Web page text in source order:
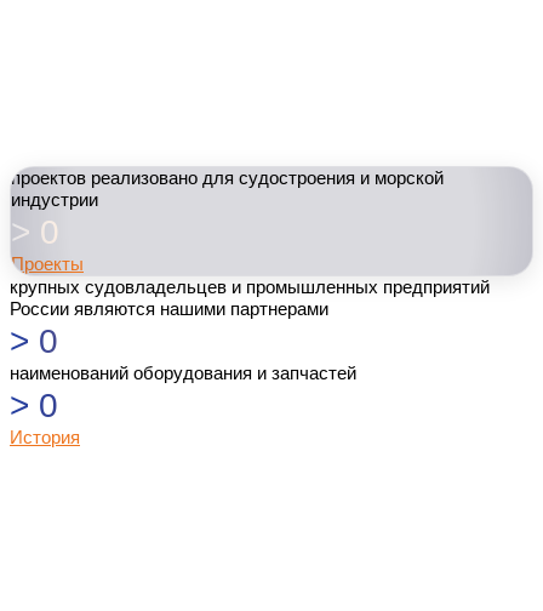
проектов реализовано для судостроения и морской
индустрии
> 0
Проекты
крупных судовладельцев и промышленных предприятий
России являются нашими партнерами
> 0
наименований оборудования и запчастей
> 0
История